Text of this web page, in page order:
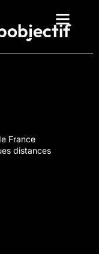
France
distances